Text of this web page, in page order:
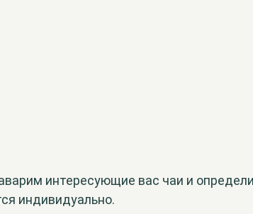
интересующие вас чаи и
индивидуально.